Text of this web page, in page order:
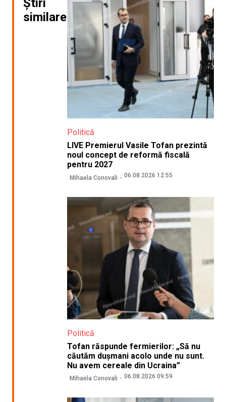
Știri
similare
Politică
LIVE Premierul Vasile Tofan prezintă
noul concept de reformă fiscală
pentru 2027
Mihaela Conovali 06.08.2026 12:55
Politică
Tofan răspunde fermierilor: „Să nu
căutăm dușmani acolo unde nu sunt.
Nu avem cereale din Ucraina”
Mihaela Conovali 06.08.2026 09:59